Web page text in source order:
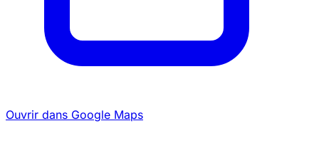
Ouvrir dans Google Maps